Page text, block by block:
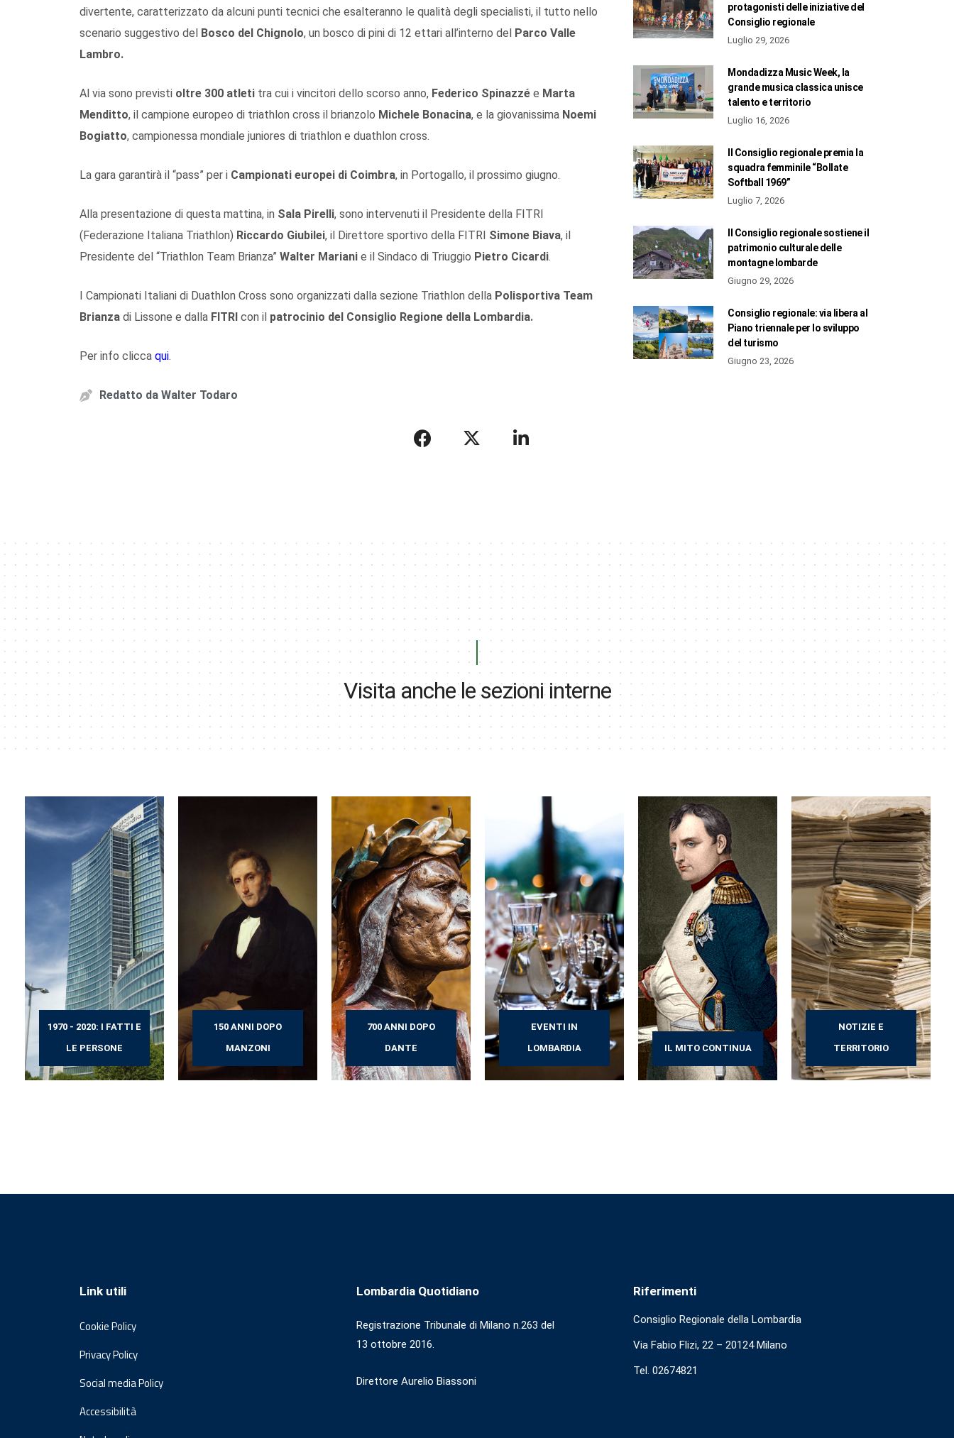
divertente, caratterizzato da alcuni punti tecnici che esalteranno le qualità degli specialisti, il tutto nello
scenario suggestivo del Bosco del Chignolo, un bosco di pini di 12 ettari all’interno del Parco Valle
Lambro.
Al via sono previsti oltre 300 atleti tra cui i vincitori dello scorso anno, Federico Spinazzé e Marta
Menditto, il campione europeo di triathlon cross il brianzolo Michele Bonacina, e la giovanissima Noemi
Bogiatto, campionessa mondiale juniores di triathlon e duathlon cross.
La gara garantirà il “pass” per i Campionati europei di Coimbra, in Portogallo, il prossimo giugno.
Alla presentazione di questa mattina, in Sala Pirelli, sono intervenuti il Presidente della FITRI
(Federazione Italiana Triathlon) Riccardo Giubilei, il Direttore sportivo della FITRI Simone Biava, il
Presidente del “Triathlon Team Brianza” Walter Mariani e il Sindaco di Triuggio Pietro Cicardi.
I Campionati Italiani di Duathlon Cross sono organizzati dalla sezione Triathlon della Polisportiva Team
Brianza di Lissone e dalla FITRI con il patrocinio del Consiglio Regione della Lombardia.
Per info clicca qui.
Redatto da Walter Todaro
protagonisti delle iniziative del
Consiglio regionale
Luglio 29, 2026
Mondadizza Music Week, la
grande musica classica unisce
talento e territorio
Luglio 16, 2026
Il Consiglio regionale premia la
squadra femminile “Bollate
Softball 1969”
Luglio 7, 2026
Il Consiglio regionale sostiene il
patrimonio culturale delle
montagne lombarde
Giugno 29, 2026
Consiglio regionale: via libera al
Piano triennale per lo sviluppo
del turismo
Giugno 23, 2026
Visita anche le sezioni interne
1970 - 2020: I FATTI E
LE PERSONE
150 ANNI DOPO
MANZONI
700 ANNI DOPO
DANTE
EVENTI IN
LOMBARDIA
IL MITO CONTINUA
NOTIZIE E
TERRITORIO
Link utili
Cookie Policy
Privacy Policy
Social media Policy
Accessibilità
Lombardia Quotidiano
Registrazione Tribunale di Milano n.263 del
13 ottobre 2016.
Direttore Aurelio Biassoni
Riferimenti
Consiglio Regionale della Lombardia
Via Fabio Flizi, 22 – 20124 Milano
Tel. 02674821